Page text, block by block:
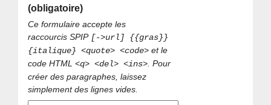
(obligatoire)
Ce formulaire accepte les
raccourcis SPIP [->url] {{gras}}
{italique} <quote> <code> et le
code HTML<q> <del> <ins> . Pour
créer des paragraphes, laissez
simplement des lignes vides.